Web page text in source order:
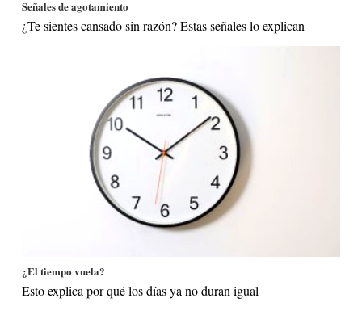
Señales de agotamiento
¿Te sientes cansado sin razón? Estas señales lo explican
¿El tiempo vuela?
Esto explica por qué los días ya no duran igual